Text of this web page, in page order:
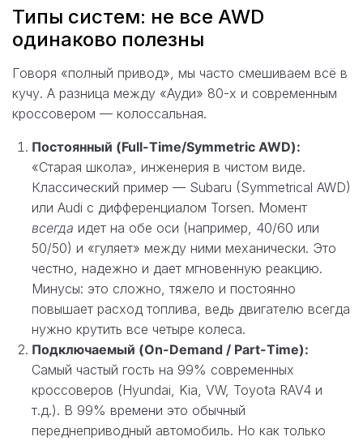
Типы систем: не все AWD
одинаково полезны
Говоря «полный привод», мы часто смешиваем всё в
кучу. А разница между «Ауди» 80-х и современным
кроссовером — колоссальная.
Постоянный (Full-Time/Symmetric AWD):
«Старая школа», инженерия в чистом виде.
Классический пример — Subaru (Symmetrical AWD)
или Audi с дифференциалом Torsen. Момент
всегда идет на обе оси (например, 40/60 или
50/50) и «гуляет» между ними механически. Это
честно, надежно и дает мгновенную реакцию.
Минусы: это сложно, тяжело и постоянно
повышает расход топлива, ведь двигателю всегда
нужно крутить все четыре колеса.
Подключаемый (On-Demand / Part-Time):
Самый частый гость на 99% современных
кроссоверов (Hyundai, Kia, VW, Toyota RAV4 и
т.д.). В 99% времени это обычный
переднеприводный автомобиль. Но как только